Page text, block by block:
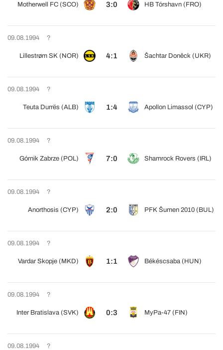
Motherwell FC (SCO) 3:0 HB Tórshavn (FRO)
09.08.1994 ?
Lillestrøm SK (NOR) 4:1 Šachtar Doněck (UKR)
09.08.1994 ?
Teuta Durrës (ALB) 1:4 Apollon Limassol (CYP)
09.08.1994 ?
Górnik Zabrze (POL) 7:0 Shamrock Rovers (IRL)
09.08.1994 ?
Anorthosis (CYP) 2:0 PFK Šumen 2010 (BUL)
09.08.1994 ?
Vardar Skopje (MKD) 1:1 Békéscsaba (HUN)
09.08.1994 ?
Inter Bratislava (SVK) 0:3 MyPa-47 (FIN)
09.08.1994 ?